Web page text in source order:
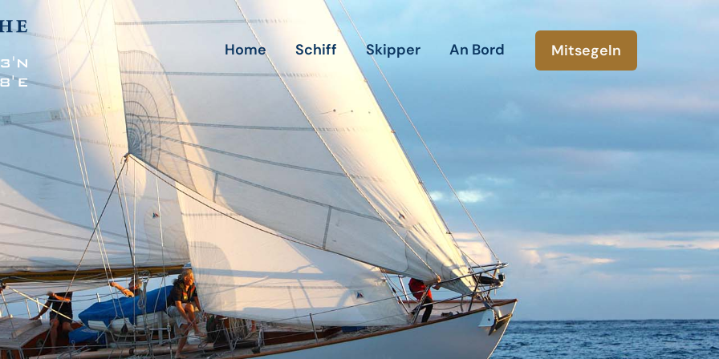
Home Schiff Skipper An Bord Mitsegeln